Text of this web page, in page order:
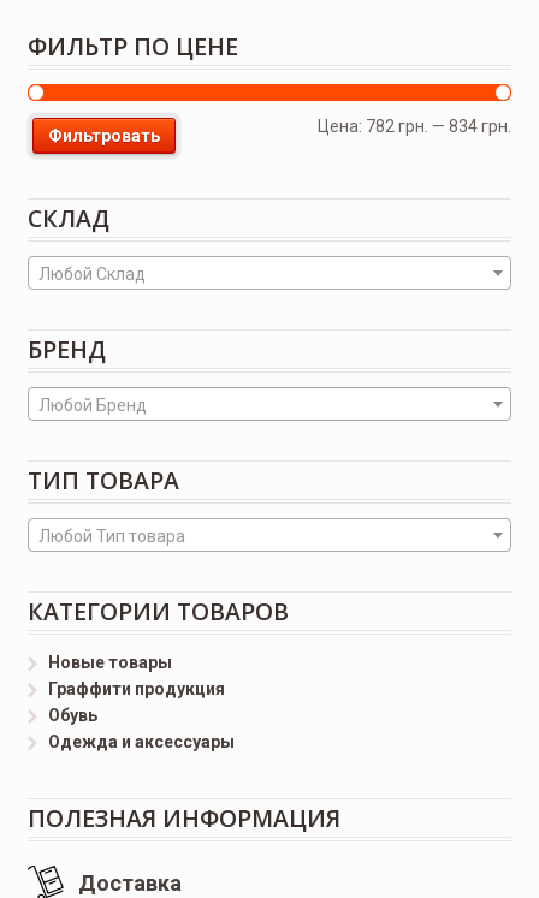
ФИЛЬТР ПО ЦЕНЕ
Фильтровать
Цена: 782 грн. —834 грн.
СКЛАД
Любой Склад
БРЕНД
Любой Бренд
ТИП ТОВАРА
Любой Тип товара
КАТЕГОРИИ ТОВАРОВ
Новые товары
Граффити продукция
Обувь
Одежда и аксессуары
ПОЛЕЗНАЯ ИНФОРМАЦИЯ
Доставка